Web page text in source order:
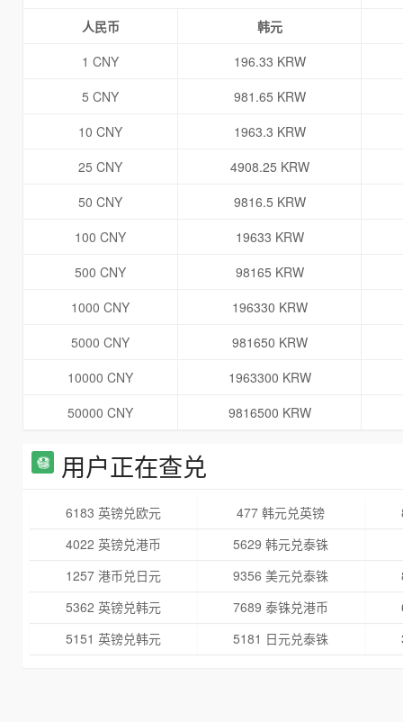
人民币
韩元
1 CNY
196.33 KRW
5 CNY
981.65 KRW
10 CNY
1963.3 KRW
25 CNY
4908.25 KRW
50 CNY
9816.5 KRW
100 CNY
19633 KRW
500 CNY
98165 KRW
1000 CNY
196330 KRW
5000 CNY
981650 KRW
10000 CNY
1963300 KRW
50000 CNY
9816500 KRW
用户正在查兑
6183 英镑兑欧元 477 韩元兑英镑
4022 英镑兑港币
5629 韩元兑泰铢
1257 港币兑日元
9356 美元兑泰铢
5362 英镑兑韩元
7689 泰铢兑港币
5151 英镑兑韩元
5181 日元兑泰铢